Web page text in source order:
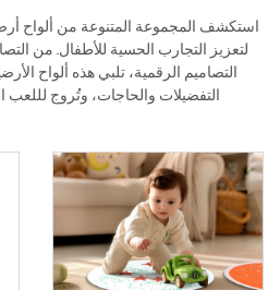
لتعزيز التجارب الحسية للأطفال. من
التصاميم الرقمية، تلبي هذه ألواح
التفضيلات والحاجات، وتُروج لللعب